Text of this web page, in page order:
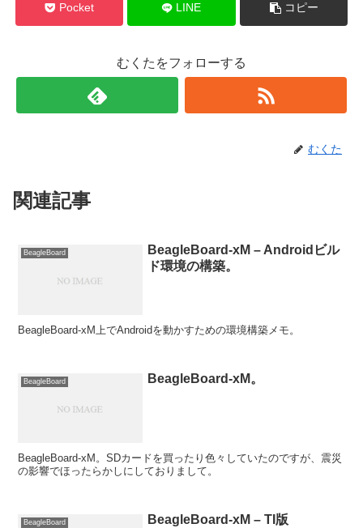
Pocket LINE コピー
むくたをフォローする
むくた
関連記事
BeagleBoard
BeagleBoard-xM – Androidビル
ド環境の構築。
BeagleBoard-xM上でAndroidを動かすための環境構築メモ。
BeagleBoard BeagleBoard-xM。
BeagleBoard-xM。SDカードを買ったり色々していたのですが、震災
の影響でほったらかしにしておりまして。
BeagleBoard
BeagleBoard-xM – TI版